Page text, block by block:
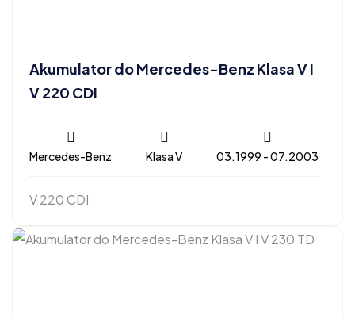
Akumulator do Mercedes-Benz Klasa V I
V 220 CDI
Mercedes-Benz Klasa V 03.1999 - 07.2003
V 220 CDI